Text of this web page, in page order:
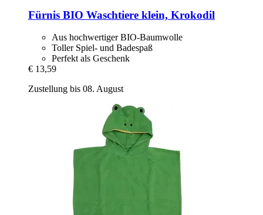
Fürnis BIO Waschtiere klein, Krokodil
Aus hochwertiger BIO-Baumwolle
Toller Spiel- und Badespaß
Perfekt als Geschenk
€ 13,59
Zustellung bis 08. August